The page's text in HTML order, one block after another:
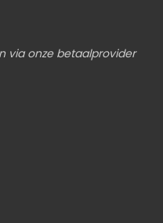
via onze betaalprovider